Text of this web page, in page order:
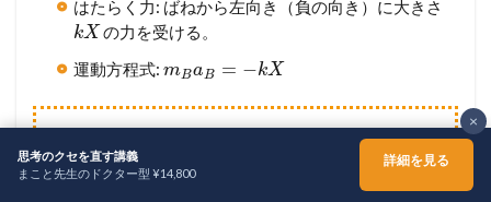
はたらく力: ばねから左向き（負の向き）に大きさ
kXの力を受ける。
運動方程式:mBaB = −kX
使用した物理公式
×
思考のクセを直す講義
まこと先生のドクター型 ¥14,800
詳細を見る